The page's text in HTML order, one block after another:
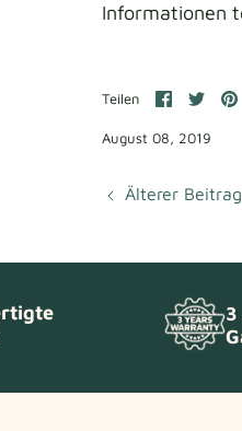
Informationen
Teilen
Auf
Facebook
teilen
Auf
teilen
August 08, 2019
Älterer Beitrag